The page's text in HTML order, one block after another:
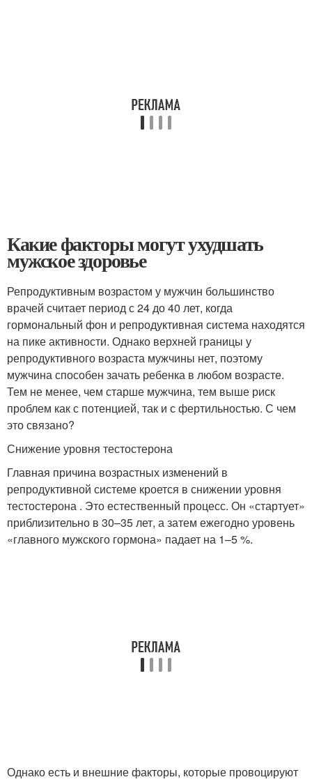
Какие факторы могут ухудшать
мужское здоровье
Репродуктивным возрастом у мужчин большинство
врачей считает период с 24 до 40 лет, когда
гормональный фон и репродуктивная система находятся
на пике активности. Однако верхней границы у
репродуктивного возраста мужчины нет, поэтому
мужчина способен зачать ребенка в любом возрасте.
Тем не менее, чем старше мужчина, тем выше риск
проблем как с потенцией, так и с фертильностью. С чем
это связано?
Снижение уровня тестостерона
Главная причина возрастных изменений в
репродуктивной системе кроется в снижении уровня
тестостерона . Это естественный процесс. Он «стартует»
приблизительно в 30–35 лет, а затем ежегодно уровень
«главного мужского гормона» падает на 1–5 %.
Однако есть и внешние факторы, которые провоцируют